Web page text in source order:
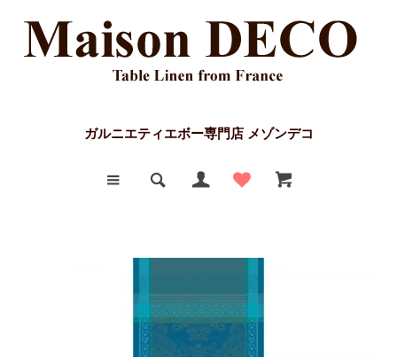
ガルニエティエボー専門店 メゾンデコ